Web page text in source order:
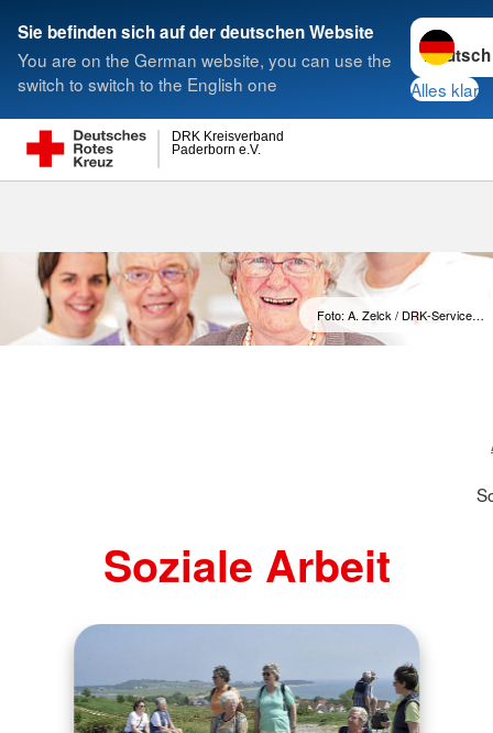
Sie befinden sich auf der deutschen Website
You are on the German website, you can use the
switch to switch to the English one
Sprache
Alles klar
Paderborn e.V.
DRK Kreisverband
Suche
Foto: A. Zelck / DRK-Service…
Soziale Arbeit